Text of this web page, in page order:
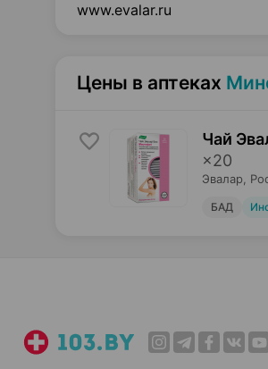
www.evalar.ru
Цены в аптеках
Чай
×20
Эвалар ,
БАД